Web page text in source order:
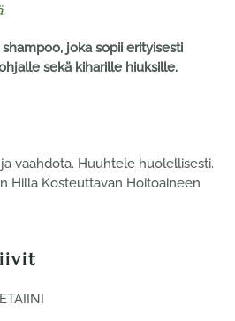
joka sopii erityisesti
sekä kiharille hiuksille.
vaahdota. Huuhtele huolellisesti.
Hilla Kosteuttavan Hoitoaineen